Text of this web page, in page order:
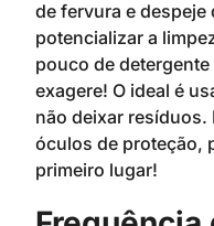
de fervura e despeje
potencializar a
pouco de
exagere! O ideal é
não deixar resíduos.
óculos de proteção,
primeiro lugar!